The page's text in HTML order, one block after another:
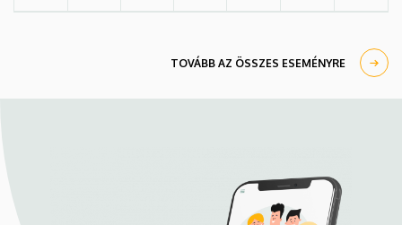
TOVÁBB AZ ÖSSZES ESEMÉNYRE